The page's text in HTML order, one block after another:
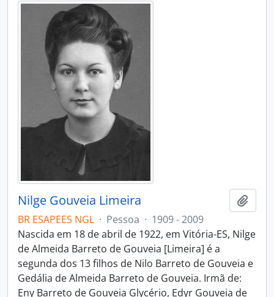
Nilge Gouveia Limeira
BR ESAPEES NGL · Pessoa · 1909 - 2009
Nascida em 18 de abril de 1922, em Vitória-ES, Nilge
de Almeida Barreto de Gouveia [Limeira] é a
segunda dos 13 filhos de Nilo Barreto de Gouveia e
Gedália de Almeida Barreto de Gouveia. Irmã de:
Eny Barreto de Gouveia Glycério, Edyr Gouveia de